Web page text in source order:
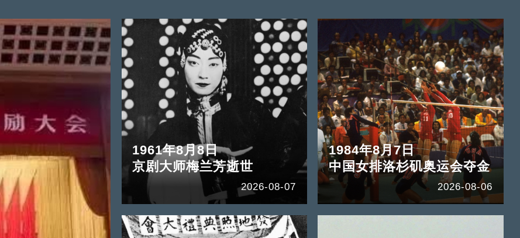
1961年8月8日
京剧大师梅兰芳逝世
2026-08-07
1984年8月7日
中国女排洛杉矶奥运会夺金
2026-08-06